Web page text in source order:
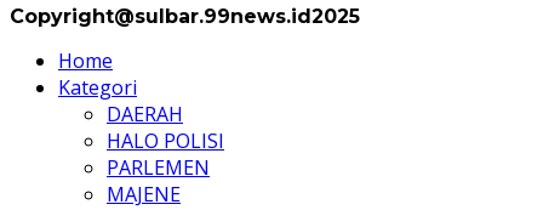
Copyright@sulbar.99news.id2025
Home
Kategori
DAERAH
HALO POLISI
PARLEMEN
MAJENE